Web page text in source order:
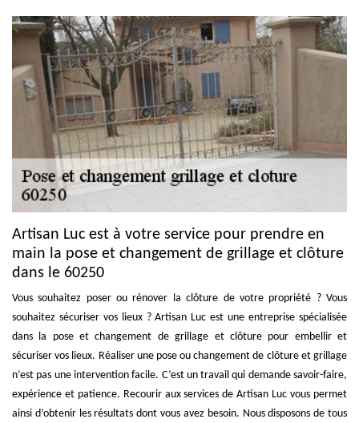
Artisan Luc est à votre service pour prendre en
main la pose et changement de grillage et clôture
dans le 60250
Vous souhaitez poser ou rénover la clôture de votre propriété ? Vous
souhaitez sécuriser vos lieux ? Artisan Luc est une entreprise spécialisée
dans la pose et changement de grillage et clôture pour embellir et
sécuriser vos lieux. Réaliser une pose ou changement de clôture et grillage
n’est pas une intervention facile. C’est un travail qui demande savoir-faire,
expérience et patience. Recourir aux services de Artisan Luc vous permet
ainsi d’obtenir les résultats dont vous avez besoin. Nous disposons de tous